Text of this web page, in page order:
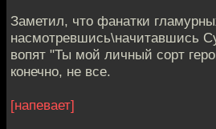
Заметил, что фанатки
насмотревшись\начитавшись
вопят "Ты мой личный сорт
конечно, не все.
[напевает]